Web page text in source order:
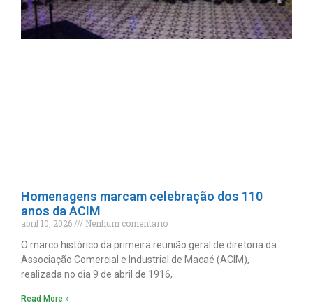
Homenagens marcam celebração dos 110
anos da ACIM
abril 10, 2026
Nenhum comentário
O marco histórico da primeira reunião geral de diretoria da
Associação Comercial e Industrial de Macaé (ACIM),
realizada no dia 9 de abril de 1916,
Read More »